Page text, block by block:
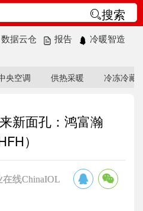
搜索
数据云仓 报告
冷暖智造
央空调 供热采暖 冷冻冷藏
新面孔：鸿富瀚
）
线ChinaIOL